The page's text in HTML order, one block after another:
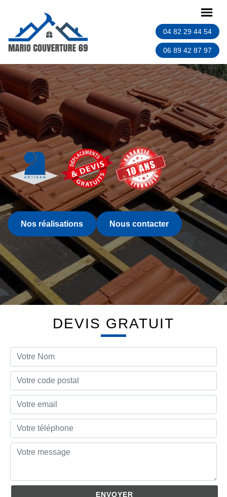
04 82 29 44 54
06 89 42 87 97
Nos réalisations Nous contacter
DEVIS GRATUIT